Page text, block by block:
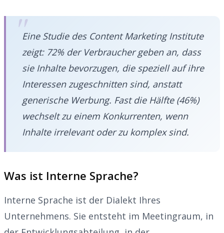
Eine Studie des Content Marketing Institute
zeigt: 72% der Verbraucher geben an, dass
sie Inhalte bevorzugen, die speziell auf ihre
Interessen zugeschnitten sind, anstatt
generische Werbung. Fast die Hälfte (46%)
wechselt zu einem Konkurrenten, wenn
Inhalte irrelevant oder zu komplex sind.
Was ist Interne Sprache?
Interne Sprache ist der Dialekt Ihres
Unternehmens. Sie entsteht im Meetingraum, in